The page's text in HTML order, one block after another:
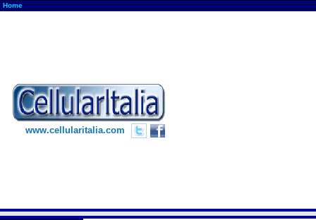
Home
www.cellularitalia.com